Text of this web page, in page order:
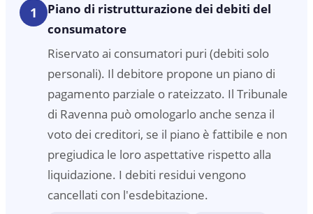
1
Piano di ristrutturazione dei debiti del
consumatore
Riservato ai consumatori puri (debiti solo
personali). Il debitore propone un piano di
pagamento parziale o rateizzato. Il Tribunale
di Ravenna può omologarlo anche senza il
voto dei creditori, se il piano è fattibile e non
pregiudica le loro aspettative rispetto alla
liquidazione. I debiti residui vengono
cancellati con l'esdebitazione.